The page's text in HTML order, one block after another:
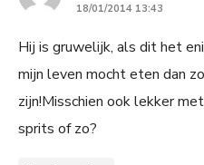
18/01/2014 13:43
Hij is gruwelijk, als dit het
mijn leven mocht eten dan
zijn!Misschien ook lekker
sprits of zo?